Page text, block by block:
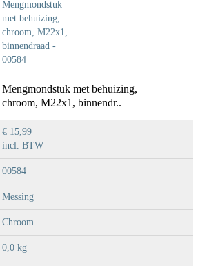
Chroom
Mengmondstuk met behuizing,
chroom, M22x1, binnendr..
€ 15,99
incl. BTW
00584
Messing
Chroom
0,0 kg